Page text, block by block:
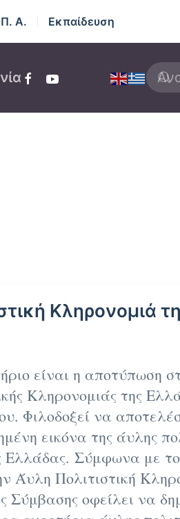
Α. Εκπαίδευση
Κληρονομιά
είναι η αποτύπωση
Κληρονομιάς της
Φιλοδοξεί να
εικόνα της άυλης
Ελλάδας. Σύμφωνα με
Άυλη Πολιτιστική
Σύμβασης οφείλει να